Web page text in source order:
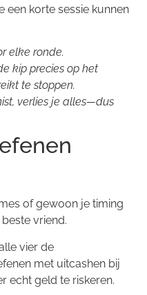
een korte sessie kunnen
elke ronde.
kip precies op het
te stoppen.
verlies je alles—dus
of gewoon je timing
vriend.
vier de
met uitcashen bij
echt geld te riskeren.